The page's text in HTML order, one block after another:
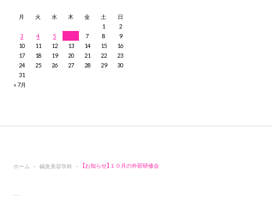
月 火 水 木 金 土
日
1
2
3
4 5 7 8
9
10
11 12 13 14 15
16
17
18 19 20 21 22
23
24
25 26 27 28 29
30
31
« 7月
ホーム 鍼灸美容学科 【お知らせ】１０月の外部研修会